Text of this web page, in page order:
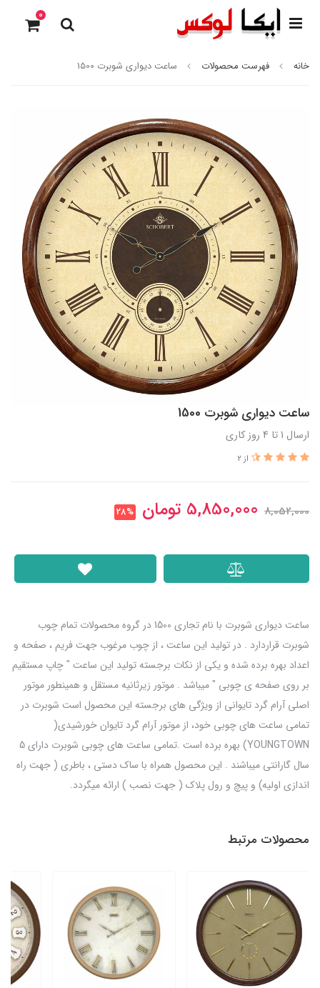
0
خانه فهرست محصولات ساعت دیواری شوبرت 1500
ساعت دیواری شوبرت 1500
ارسال 1 تا 4 روز کاری
از 2
8,052,000
5,850,000 تومان 28%
ساعت دیواری شوبرت با نام تجاری 1500 در گروه محصولات تمام چوب
شوبرت قراردارد . در تولید این ساعت ، از چوب مرغوب جهت فریم ، صفحه و
اعداد بهره برده شده و یکی از نکات برجسته تولید این ساعت " چاپ مستقیم
بر روی صفحه ی چوبی " میباشد . موتور زیرثانیه مستقل و همینطور موتور
اصلی آرام گرد تایوانی از ویژگی های برجسته این محصول است شوبرت در
تمامی ساعت های چوبی خود، از موتور آرام گرد تایوان خورشیدی(
YOUNGTOWN) بهره برده است .تمامی ساعت های چوبی شوبرت دارای 5
سال گارانتی میباشند . این محصول همراه با ساک دستی ، باطری ( جهت راه
اندازی اولیه) و پیچ و رول پلاک ( جهت نصب ) ارائه میگردد.
محصولات مرتبط